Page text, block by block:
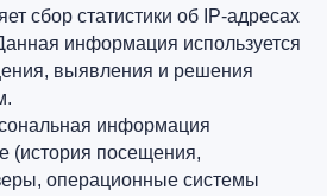
сбор статистики об IP-адресах
информация используется
выявления и решения
информация
(история посещения,
операционные системы